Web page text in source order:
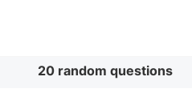
20 random questions